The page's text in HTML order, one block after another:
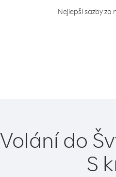
Nejlepší sazby
Volání do
S